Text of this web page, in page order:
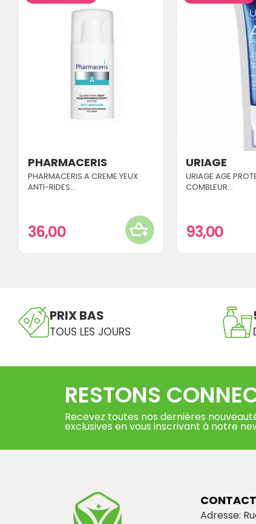
PHARMACERIS
PHARMACERIS A CREME YEUX
ANTI-RIDES...
36,00
URIAGE
URIAGE AGE
COMBLEUR...
93,00
PRIX BAS
TOUS LES JOURS
RESTONS
Recevez toutes nos dernières
exclusives en vous inscrivant à notre
CONTACT
Adresse: